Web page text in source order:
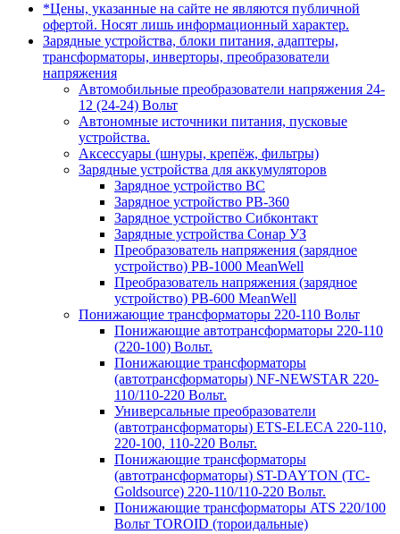
*Цены, указанные на сайте не являются публичной
офертой. Носят лишь информационный характер.
Зарядные устройства, блоки питания, адаптеры,
трансформаторы, инверторы, преобразователи
напряжения
Автомобильные преобразователи напряжения 24-
12 (24-24) Вольт
Автономные источники питания, пусковые
устройства.
Аксессуары (шнуры, крепёж, фильтры)
Зарядные устройства для аккумуляторов
Зарядное устройство BC
Зарядное устройство PB-360
Зарядное устройство Сибконтакт
Зарядные устройства Сонар УЗ
Преобразователь напряжения (зарядное
устройство) PB-1000 MeanWell
Преобразователь напряжения (зарядное
устройство) PB-600 MeanWell
Понижающие трансформаторы 220-110 Вольт
Понижающие автотрансформаторы 220-110
(220-100) Вольт.
Понижающие трансформаторы
(автотрансформаторы) NF-NEWSTAR 220-
110/110-220 Вольт.
Универсальные преобразователи
(автотрансформаторы) ETS-ELECA 220-110,
220-100, 110-220 Вольт.
Понижающие трансформаторы
(автотрансформаторы) ST-DAYTON (TC-
Goldsource) 220-110/110-220 Вольт.
Понижающие трансформаторы ATS 220/100
Вольт TOROID (тороидальные)